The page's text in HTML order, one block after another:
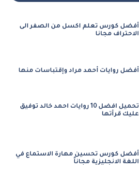
أفضل كورس تعلم اكسل من الصفر الى
الاحتراف مجانا
أفضل روايات أحمد مراد وإقتباسات منها
تحميل افضل 10 روايات احمد خالد توفيق
عليك قرأتها
أفضل كورس تحسين مهارة الاستماع في
اللغة الانجليزية مجاناً